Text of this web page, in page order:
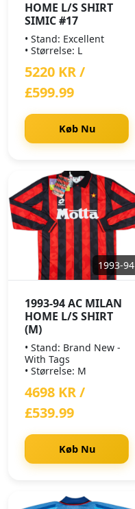
HOME L/S SHIRT
SIMIC #17
• Stand: Excellent
• Størrelse: L
5220 KR /
£599.99
Køb Nu
1993-94
1993-94 AC MILAN
HOME L/S SHIRT
(M)
• Stand: Brand New -
With Tags
• Størrelse: M
4698 KR /
£539.99
Køb Nu